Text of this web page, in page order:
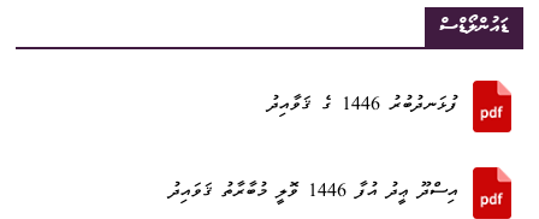
ޑައުންލޯޑްސް
ފުޅަނދުބުރު 1446 ގެ ޤަވާއިދު
އިސްދޫ ޢީދު އުފާ 1446 ވޮލީ މުބާރާތު ޤަވައިދު